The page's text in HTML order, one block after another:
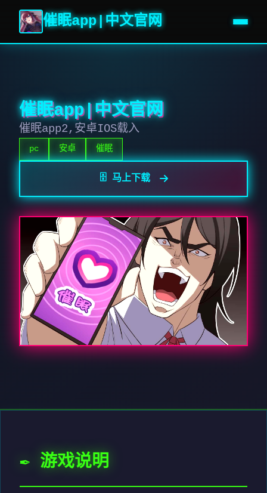
催眠app|中文官网
催眠app|中文官网
催眠app2,安卓IOS载入
pc 安卓 催眠
🗄️ 马上下载
✒️ 游戏说明